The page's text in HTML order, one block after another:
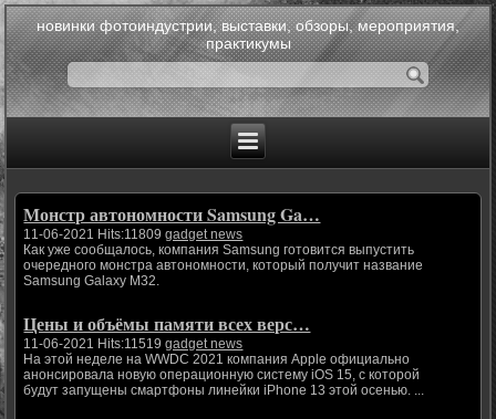
новинки фотоиндустрии, выставки, обзоры, мероприятия,
практикумы
Монстр автономности Samsung Ga…
11-06-2021 Hits:11809gadget news
Как уже сообщалось, компания Samsung готовится выпустить
очередного монстра автономности, который получит название
Samsung Galaxy M32.
Цены и объёмы памяти всех верс…
11-06-2021 Hits:11519gadget news
На этой неделе на WWDC 2021 компания Apple официально
анонсировала новую операционную систему iOS 15, с которой
будут запущены смартфоны линейки iPhone 13 этой осенью. ...